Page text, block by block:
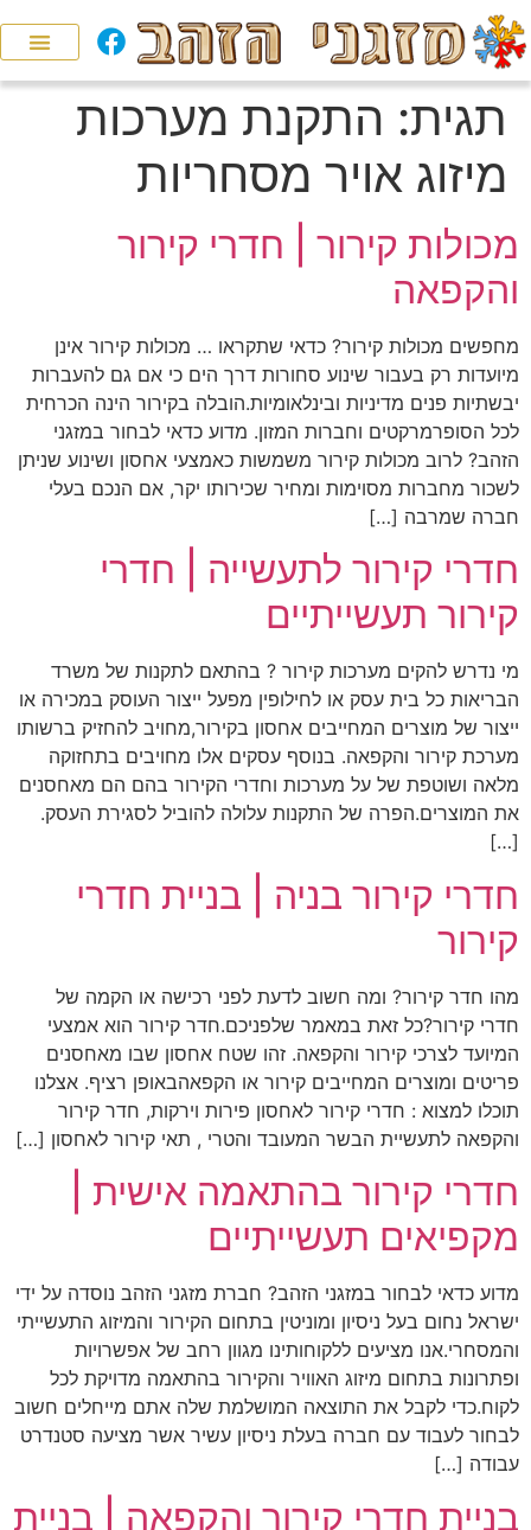
תגית: התקנת מערכות
מיזוג אויר מסחריות
מכולות קירור | חדרי קירור
והקפאה
מחפשים מכולות קירור? כדאי שתקראו … מכולות קירור אינן
מיועדות רק בעבור שינוע סחורות דרך הים כי אם גם להעברות
יבשתיות פנים מדיניות ובינלאומיות.הובלה בקירור הינה הכרחית
לכל הסופרמרקטים וחברות המזון. מדוע כדאי לבחור במזגני
הזהב? לרוב מכולות קירור משמשות כאמצעי אחסון ושינוע שניתן
לשכור מחברות מסוימות ומחיר שכירותו יקר, אם הנכם בעלי
חברה שמרבה […]
חדרי קירור לתעשייה | חדרי
קירור תעשייתיים
מי נדרש להקים מערכות קירור ? בהתאם לתקנות של משרד
הבריאות כל בית עסק או לחילופין מפעל ייצור העוסק במכירה או
ייצור של מוצרים המחייבים אחסון בקירור,מחויב להחזיק ברשותו
מערכת קירור והקפאה. בנוסף עסקים אלו מחויבים בתחזוקה
מלאה ושוטפת של על מערכות וחדרי הקירור בהם הם מאחסנים
את המוצרים.הפרה של התקנות עלולה להוביל לסגירת העסק.
[…]
חדרי קירור בניה | בניית חדרי
קירור
מהו חדר קירור? ומה חשוב לדעת לפני רכישה או הקמה של
חדרי קירור?כל זאת במאמר שלפניכם.חדר קירור הוא אמצעי
המיועד לצרכי קירור והקפאה. זהו שטח אחסון שבו מאחסנים
פריטים ומוצרים המחייבים קירור או הקפאהבאופן רציף. אצלנו
תוכלו למצוא : חדרי קירור לאחסון פירות וירקות, חדר קירור
והקפאה לתעשיית הבשר המעובד והטרי , תאי קירור לאחסון […]
חדרי קירור בהתאמה אישית |
מקפיאים תעשייתיים
מדוע כדאי לבחור במזגני הזהב? חברת מזגני הזהב נוסדה על ידי
ישראל נחום בעל ניסיון ומוניטין בתחום הקירור והמיזוג התעשייתי
והמסחרי.אנו מציעים ללקוחותינו מגוון רחב של אפשרויות
ופתרונות בתחום מיזוג האוויר והקירור בהתאמה מדויקת לכל
לקוח.כדי לקבל את התוצאה המושלמת שלה אתם מייחלים חשוב
לבחור לעבוד עם חברה בעלת ניסיון עשיר אשר מציעה סטנדרט
עבודה […]
בניית חדרי קירור והקפאה | בניית